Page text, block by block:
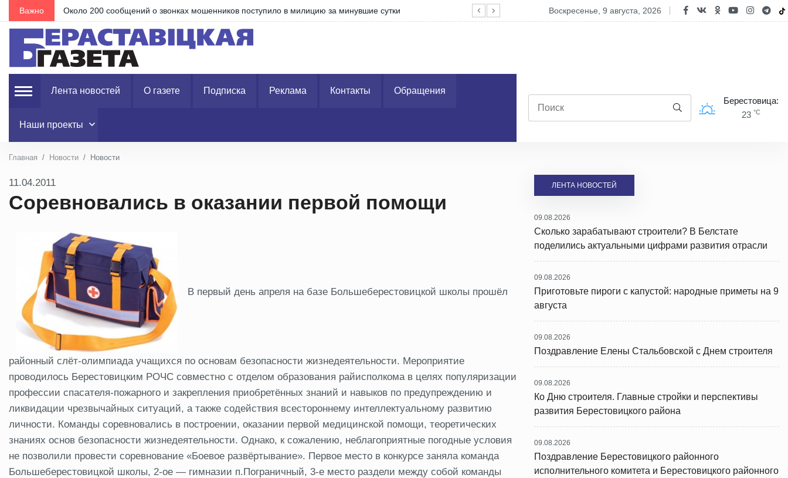
Важно Сколько зарабатывают строители? В Белстате поделились актуальными цифрами развития отрасли Приготовьте пироги с капустой: народные приметы на 9 августа
воскресенье, 9 августа, 2026
Лента новостей О газете Подписка Реклама Контакты Обращения
Наши проекты
Берестовица:
23 °C
Главная Новости Новости
11.04.2011
Соревновались в оказании первой помощи
В первый день апреля на базе Большеберестовицкой школы прошёл
районный слёт-олимпиада учащихся по основам безопасности жизнедеятельности. Мероприятие
проводилось Берестовицким РОЧС совместно с отделом образования райисполкома в целях популяризации
профессии спасателя-пожарного и закрепления приобретённых знаний и навыков по предупреждению и
ликвидации чрезвычайных ситуаций, а также содействия всестороннему интеллектуальному развитию
личности. Команды соревновались в построении, оказании первой медицинской помощи, теоретических
знаниях основ безопасности жизнедеятельности. Однако, к сожалению, неблагоприятные погодные условия
не позволили провести соревнование «Боевое развёртывание». Первое место в конкурсе заняла команда
Большеберестовицкой школы, 2-ое — гимназии п.Пограничный, 3-е место раздели между собой команды
ЛЕНТА НОВОСТЕЙ
09.08.2026
Сколько зарабатывают строители? В Белстате
поделились актуальными цифрами развития отрасли
09.08.2026
Приготовьте пироги с капустой: народные приметы на 9
августа
09.08.2026
Поздравление Елены Стальбовской с Днем строителя
09.08.2026
Ко Дню строителя. Главные стройки и перспективы
развития Берестовицкого района
09.08.2026
Поздравление Берестовицкого районного
исполнительного комитета и Берестовицкого районного